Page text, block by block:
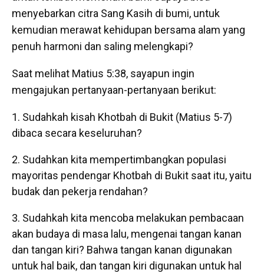
menyebarkan citra Sang Kasih di bumi, untuk
kemudian merawat kehidupan bersama alam yang
penuh harmoni dan saling melengkapi?
Saat melihat Matius 5:38, sayapun ingin
mengajukan pertanyaan-pertanyaan berikut:
Sudahkah kisah Khotbah di Bukit (Matius 5-7)
dibaca secara keseluruhan?
Sudahkan kita mempertimbangkan populasi
mayoritas pendengar Khotbah di Bukit saat itu, yaitu
budak dan pekerja rendahan?
Sudahkah kita mencoba melakukan pembacaan
akan budaya di masa lalu, mengenai tangan kanan
dan tangan kiri? Bahwa tangan kanan digunakan
untuk hal baik, dan tangan kiri digunakan untuk hal